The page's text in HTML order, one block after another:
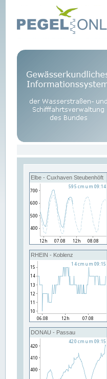
Elbe - Cuxhaven Steubenhöft
RHEIN - Koblenz
DONAU - Passau